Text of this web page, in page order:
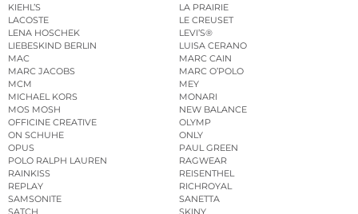
KIEHL’S
LA PRAIRIE
LACOSTE
LE CREUSET
LENA HOSCHEK
LEVI’S®
LIEBESKIND BERLIN
LUISA CERANO
MAC
MARC CAIN
MARC JACOBS
MARC O’POLO
MCM
MEY
MICHAEL KORS
MONARI
MOS MOSH
NEW BALANCE
OFFICINE CREATIVE
OLYMP
ON SCHUHE
ONLY
OPUS
PAUL GREEN
POLO RALPH LAUREN
RAGWEAR
RAINKISS
REISENTHEL
REPLAY
RICHROYAL
SAMSONITE
SANETTA
SATCH
SKINY